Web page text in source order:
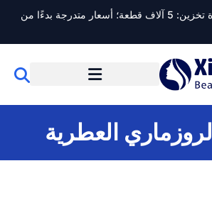
موك النموذجي لكل وحدة تخزين: 5 آلاف قطعة؛ أسعار متدرجة بدءًا من
العطرية